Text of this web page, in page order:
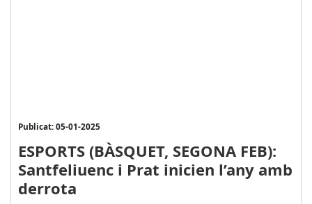
Publicat: 05-01-2025
ESPORTS (BÀSQUET, SEGONA FEB):
Santfeliuenc i Prat inicien l’any amb
derrota